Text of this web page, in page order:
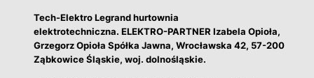
Tech-Elektro Legrand hurtownia
elektrotechniczna. ELEKTRO-PARTNER Izabela Opioła,
Grzegorz Opioła Spółka Jawna, Wrocławska 42, 57-200
Ząbkowice Śląskie, woj. dolnośląskie.